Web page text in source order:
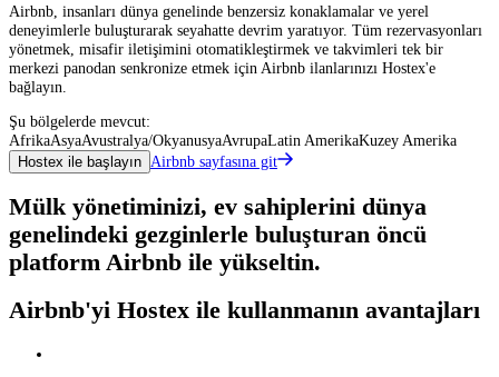
Airbnb, insanları dünya genelinde benzersiz konaklamalar ve yerel
deneyimlerle buluşturarak seyahatte devrim yaratıyor. Tüm rezervasyonları
yönetmek, misafir iletişimini otomatikleştirmek ve takvimleri tek bir
merkezi panodan senkronize etmek için Airbnb ilanlarınızı Hostex'e
bağlayın.
Şu bölgelerde mevcut:
AfrikaAsyaAvustralya/OkyanusyaAvrupaLatin AmerikaKuzey Amerika
Hostex ile başlayın Airbnb sayfasına git
Mülk yönetiminizi, ev sahiplerini dünya
genelindeki gezginlerle buluşturan öncü
platform Airbnb ile yükseltin.
Airbnb'yi Hostex ile kullanmanın avantajları